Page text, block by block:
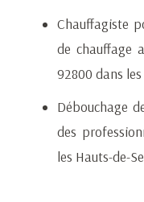
Chauffagiste
de chauffage
92800 dans
Débouchage
des
les Hauts-de-